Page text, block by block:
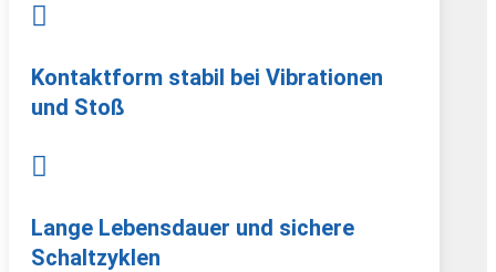

Kontaktform stabil bei Vibrationen
und Stoß

Lange Lebensdauer und sichere
Schaltzyklen